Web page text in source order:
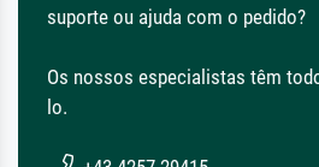
suporte ou ajuda com o pedido?
Os nossos especialistas têm
lo.